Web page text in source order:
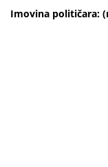
Imovina političara: